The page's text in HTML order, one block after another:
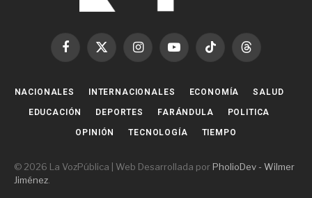
Facebook
X
InstagramYouTubeTikTok Threads
NACIONALES INTERNACIONALES ECONOMÍA SALUD
EDUCACIÓN DEPORTES FARÁNDULA POLITICA
OPINIÓN TECNOLOGÍA TIEMPO
© 2026 La VozPública | Web Desarrollada por PholioDev - Wilmer
Jiménez